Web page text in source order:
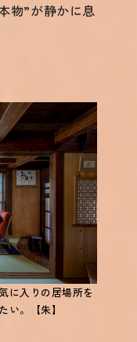
物”が静かに息
に入りの居場所を
い。【朱】